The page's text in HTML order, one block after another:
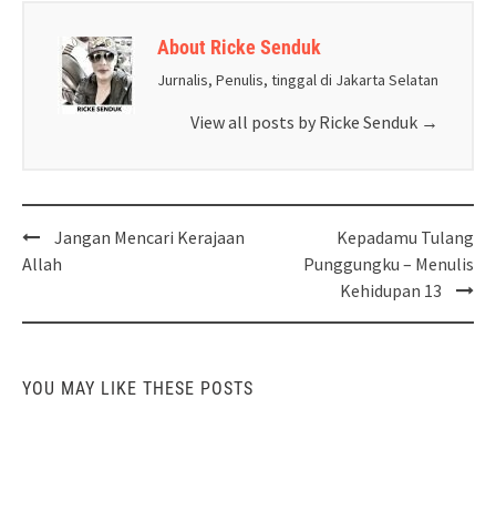
About Ricke Senduk
Jurnalis, Penulis, tinggal di Jakarta Selatan
View all posts by Ricke Senduk →
Post
navigation
Jangan Mencari Kerajaan
Allah
Kepadamu Tulang
Punggungku – Menulis
Kehidupan 13
YOU MAY LIKE THESE POSTS